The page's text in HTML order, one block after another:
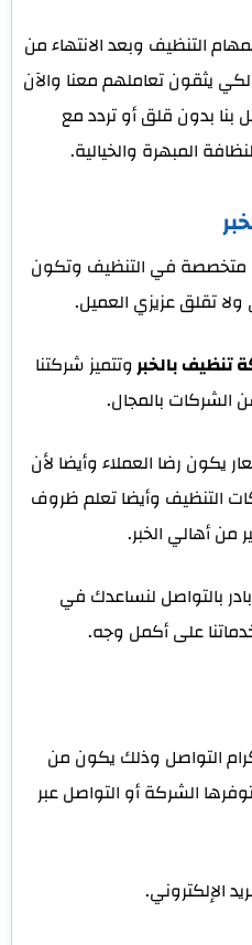
التنظيف وبعد الانتهاء من
يثقون تعاملهم معنا والآن
بنا بدون قلق أو تردد مع
المبهرة والخيالية.
متخصصة في التنظيف وتكون
تقلق عزيزي العميل.
تنظيف بالخبروتتميز شركتنا
بالمجال.
يكون رضا العملاء وأيضا لأن
التنظيف وأيضا تعلم ظروف
من أهالي الخبر.
بالتواصل لنساعدك في
على أكمل وجه.
التواصل وذلك يكون من
الشركة أو التواصل عبر
الإلكتروني.